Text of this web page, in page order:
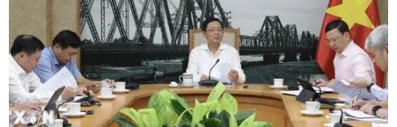
17/04/2023 14:39
Theo kế hoạch, tàu Starship sẽ được phóng từ sân bay
vũ trụ Starbase của SpaceX ở Boca Chica, bang Texas
vào lúc 8h20 giờ địa phương, tuy nhiên vụ phóng thử
đã bị hoãn chỉ vài phút trước khi cất cánh.